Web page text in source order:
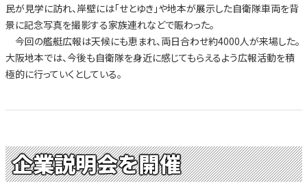
民が見学に訪れ、岸壁には「せとゆき」や地本が展示した自衛隊車両を背
景に記念写真を撮影する家族連れなどで賑わった。
今回の艦艇広報は天候にも恵まれ、両日合わせ約4000人が来場した。
大阪地本では、今後も自衛隊を身近に感じてもらえるよう広報活動を積
極的に行っていくとしている。
企業説明会を開催